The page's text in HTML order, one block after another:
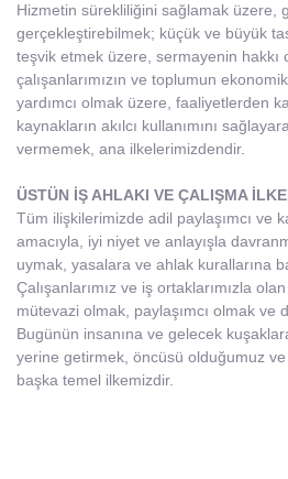
Hizmetin sürekliliğini sağlamak üzere,
gerçekleştirebilmek; küçük ve büyük
teşvik etmek üzere, sermayenin hakkı
çalışanlarımızın ve toplumun
yardımcı olmak üzere, faaliyetlerden
kaynakların akılcı kullanımını
vermemek, ana ilkelerimizdendir.
ÜSTÜN İŞ AHLAKI VE ÇALIŞMA
Tüm ilişkilerimizde adil paylaşımcı ve
amacıyla, iyi niyet ve anlayışla
uymak, yasalara ve ahlak kurallarına
Çalışanlarımız ve iş ortaklarımızla
mütevazi olmak, paylaşımcı olmak ve
Bugünün insanına ve gelecek
yerine getirmek, öncüsü olduğumuz
başka temel ilkemizdir.